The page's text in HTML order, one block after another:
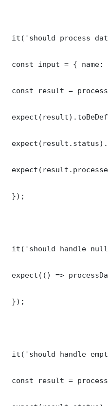
it('should process
const input = {
const result =
});
it('should handle
expect(() =>
});
it('should handle
const result =